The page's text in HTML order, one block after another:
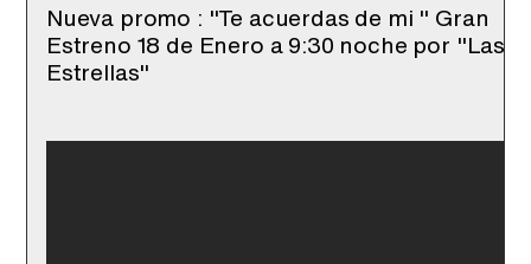
Nueva promo : "Te acuerdas de mi " Gran
Estreno 18 de Enero a 9:30 noche por "Las
Estrellas"